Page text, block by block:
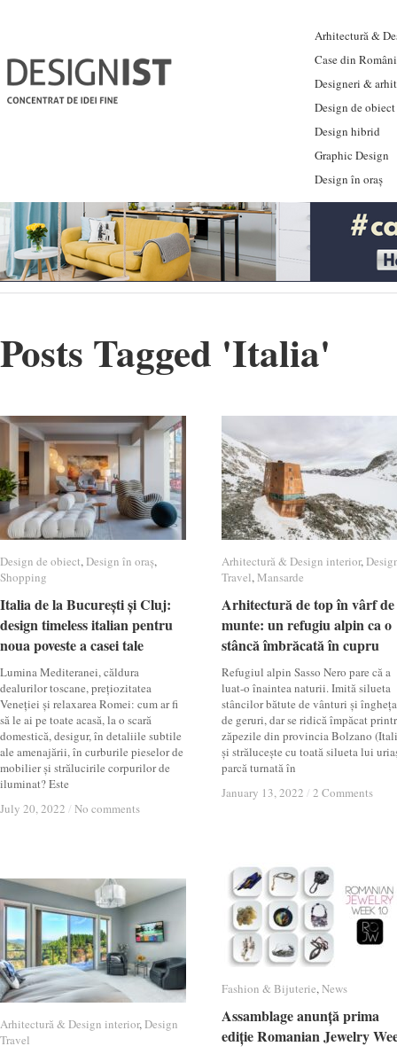
Arhitectură &
Case din
Designeri &
Design de obiect
Design hibrid
Graphic Design
Design în oraș
Posts Tagged 'Italia'
Design de obiect,Design în oraș,
Shopping
Italia de la București și Cluj:
design timeless italian pentru
noua poveste a casei tale
Lumina Mediteranei, căldura
dealurilor toscane, prețiozitatea
Veneției și relaxarea Romei: cum ar fi
să le ai pe toate acasă, la o scară
domestică, desigur, în detaliile subtile
ale amenajării, în curburile pieselor de
mobilier și strălucirile corpurilor de
iluminat? Este
July 20, 2022 / No comments
Design de obiect Design în oraș
Shopping
Italia de la București și Cluj:
design timeless italian pentru
noua poveste a casei tale
July 20, 2022 / No comments
Arhitectură & Design interior,
Travel,Mansarde
Arhitectură de top în vârf de
munte: un refugiu alpin ca o
stâncă îmbrăcată în cupru
Refugiul alpin Sasso Nero pare că a
luat-o înaintea naturii. Imită silueta
stâncilor bătute de vânturi și
de geruri, dar se ridică împăcat
zăpezile din provincia Bolzano
și strălucește cu toată silueta lui
parcă turnată în
January 13, 2022 / 2 Comments
Arhitectură & Design interior
Travel Mansarde
Arhitectură de top în vârf de
munte: un refugiu alpin ca o
stâncă îmbrăcată în cupru
January 13, 2022 / 2 Comments
Fashion & Bijuterie,News
Assamblage anunță prima
ediție Romanian Jewelry
Fashion & Bijuterie News
Assamblage anunță prima
ediție Romanian Jewelry
Arhitectură & Design interior,Design
Travel
Arhitectură & Design interior Design
Travel